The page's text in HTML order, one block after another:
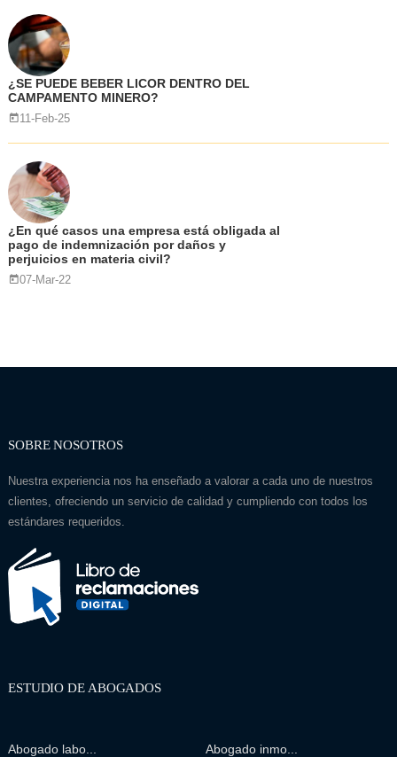
¿SE PUEDE BEBER LICOR DENTRO DEL
CAMPAMENTO MINERO?
11-Feb-25
¿En qué casos una empresa está obligada al
pago de indemnización por daños y
perjuicios en materia civil?
07-Mar-22
SOBRE NOSOTROS
Nuestra experiencia nos ha enseñado a valorar a cada uno de nuestros
clientes, ofreciendo un servicio de calidad y cumpliendo con todos los
estándares requeridos.
ESTUDIO DE ABOGADOS
Abogado labo... Abogado inmo...